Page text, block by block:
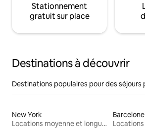
Stationnement
gratuit sur place
Destinations à découvrir
Destinations populaires pour des séjours
New York
Locations moyenne et longue durée
Barcelone